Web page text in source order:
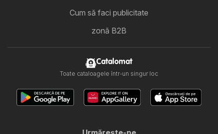
Cum să faci publicitate
zonă B2B
Catalomat
Toate cataloagele într-un singur loc